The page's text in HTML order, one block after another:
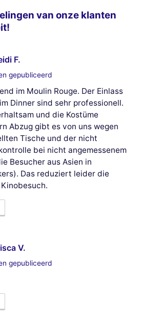
van onze klanten
F.
gepubliceerd
im Moulin Rouge. Der Einlass
Dinner sind sehr professionell.
und die Kostüme
Abzug gibt es von uns wegen
Tische und der nicht
bei nicht angemessenem
Besucher aus Asien in
Das reduziert leider die
V.
gepubliceerd